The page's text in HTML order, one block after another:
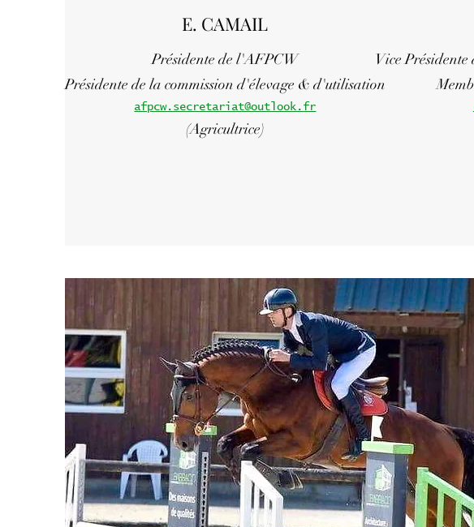
E. CAMAIL
Présidente de l'AFPCW
Présidente de la commission d'élevage & d'utilisation
afpcw.secretariat@outlook.fr
(Agricultrice)
Vice